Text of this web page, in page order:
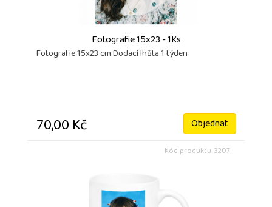
Fotografie 15x23 - 1Ks
Fotografie 15x23 cm Dodací lhůta 1 týden
70,00 Kč Objednat
Kód produktu: 3207